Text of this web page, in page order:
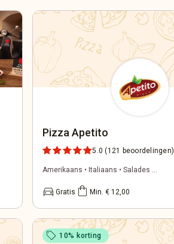
Pizza Apetito
5.0 (121 beoordelingen)
Amerikaans • Italiaans • Salades ...
directions_carGratis shopping_bagMin. € 12,00
sell 10% korting